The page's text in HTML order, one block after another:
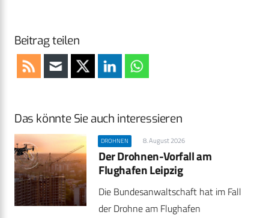
Beitrag teilen
Das könnte Sie auch interessieren
DROHNEN 8. August 2026
Der Drohnen-Vorfall am
Flughafen Leipzig
Die Bundesanwaltschaft hat im Fall
der Drohne am Flughafen